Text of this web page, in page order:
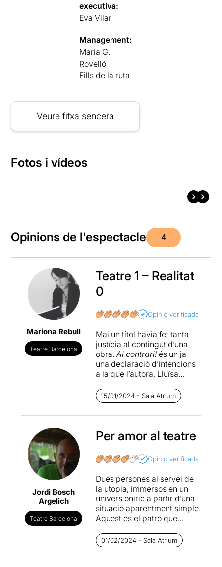
executiva:
Eva Vilar
Management:
Maria G.
Rovelló
Fills de la ruta
Veure fitxa sencera
Fotos i vídeos
Opinions de l'espectacle 4
Mariona Rebull
Teatre Barcelona
Teatre 1 – Realitat
0
Opinió verificada
Mai un títol havia fet tanta
justícia al contingut d’una
obra. Al contrari! és un ja
una declaració d’intencions
a la que l’autora, Lluïsa
res és el que sembla sinó tot
el contrari.
nit, entre el son i la vetlla,
amb la directora d’un teatre
(Antònia Jaume) que
prepara, en la més
pressupost, una ambiciosa
proposta per programar tres
obres d’Ibsen. Un Ibsen
admirat, magnificat,
platònic, quasi com un
fantasma. D’això estem
parlant, no? Però la
té visita. I quines visites! Un
15/01/2024 - Sala Atrium
Jordi Bosch
Argelich
Teatre Barcelona
Per amor al teatre
Opinió verificada
Dues persones al servei de
la utopia, immersos en un
univers oníric a partir d’una
situació aparentment simple.
Aquest és el patró que
formada per la Lluïsa
Cunillé, a l’autoria, i l’Albert
Arribas, a la direcció.El jardí
01/02/2024 - Sala Atrium